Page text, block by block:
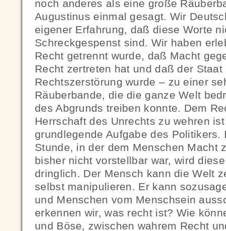
noch anderes als eine große
Augustinus einmal gesagt. Wir
eigener Erfahrung, daß diese Worte
Schreckgespenst sind. Wir haben
Recht getrennt wurde, daß Macht
Recht zertreten hat und daß der
Rechtszerstörung wurde – zu einer
Räuberbande, die die ganze Welt
des Abgrunds treiben konnte. Dem
Herrschaft des Unrechts zu wehren
grundlegende Aufgabe des
Stunde, in der dem Menschen Macht
bisher nicht vorstellbar war, wird
dringlich. Der Mensch kann die Welt
selbst manipulieren. Er kann
und Menschen vom Menschsein
erkennen wir, was recht ist? Wie
und Böse, zwischen wahrem Recht